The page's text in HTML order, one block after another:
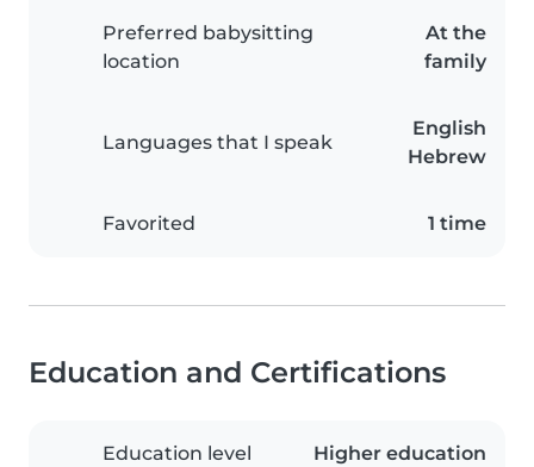
Preferred babysitting
location
At the
family
Languages that I speak
English
Hebrew
Favorited 1 time
Education and Certifications
Education level Higher education